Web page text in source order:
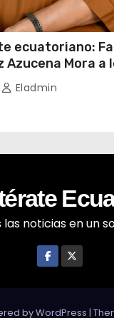
ecuatoriano:
Mora a
Eladmin
las noticias en un
by WordPress |